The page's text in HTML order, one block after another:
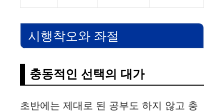
시행착오와 좌절
충동적인 선택의 대가
초반에는 제대로 된 공부도 하지 않고 충